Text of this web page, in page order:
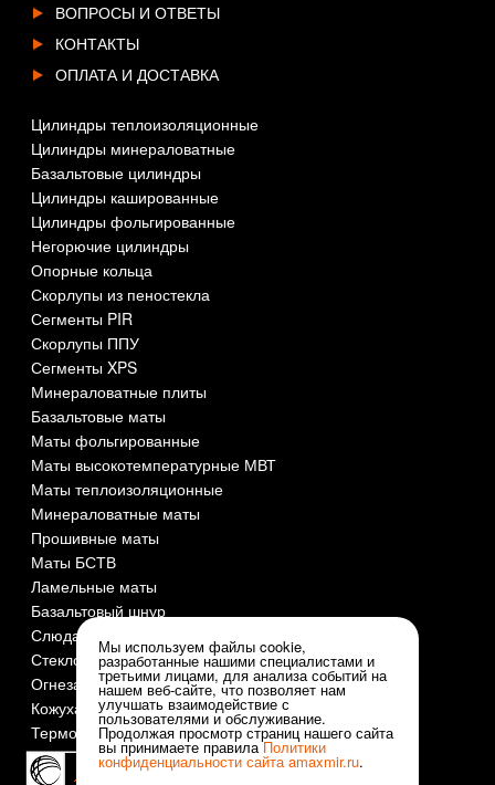
ВОПРОСЫ И ОТВЕТЫ
КОНТАКТЫ
ОПЛАТА И ДОСТАВКА
Цилиндры теплоизоляционные
Цилиндры минераловатные
Базальтовые цилиндры
Цилиндры кашированные
Цилиндры фольгированные
Негорючие цилиндры
Опорные кольца
Скорлупы из пеностекла
Сегменты PIR
Скорлупы ППУ
Сегменты XPS
Минераловатные плиты
Базальтовые маты
Маты фольгированные
Маты высокотемпературные МВТ
Маты теплоизоляционные
Минераловатные маты
Прошивные маты
Маты БСТВ
Ламельные маты
Базальтовый шнур
Слюда СМОГ
Стеклоткань
Огнезащита и огнеупоры
Кожуха оцинкованные
Термочехлы
Мы используем файлы cookie,
разработанные нашими специалистами и
третьими лицами, для анализа событий на
нашем веб-сайте, что позволяет нам
улучшать взаимодействие с
пользователями и обслуживание.
Продолжая просмотр страниц нашего сайта
вы принимаете правилаПолитики
конфиденциальности сайта amaxmir.ru.